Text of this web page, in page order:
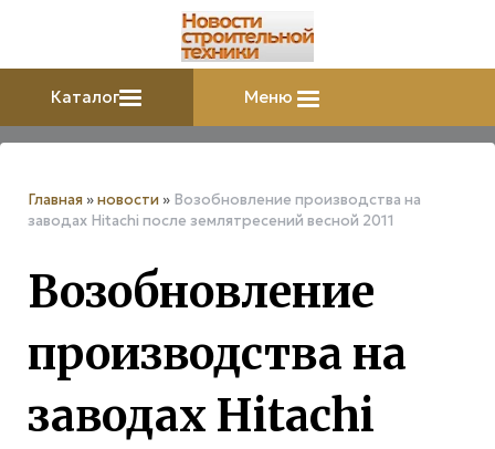
Каталог Меню
Главная »новости » Возобновление производства на
заводах Hitachi после землятресений весной 2011
Возобновление
производства на
заводах Hitachi